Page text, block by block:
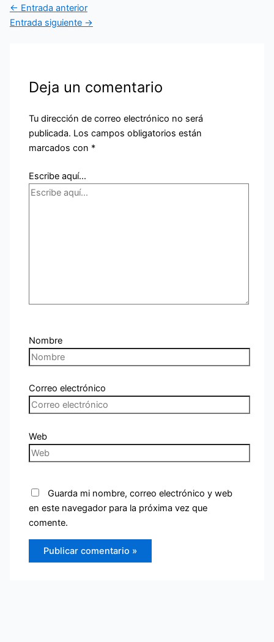
← Entrada anterior
Entrada siguiente →
Deja un comentario
Tu dirección de correo electrónico no será
publicada. Los campos obligatorios están
marcados con *
Escribe aquí...
Nombre
Correo electrónico
Web
Guarda mi nombre, correo electrónico y web
en este navegador para la próxima vez que
comente.